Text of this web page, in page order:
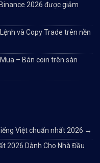
2026 được giảm
và Copy Trade trên nền
– Bán coin trên sàn
Việt chuẩn nhất 2026 →
2026 Dành Cho Nhà Đầu